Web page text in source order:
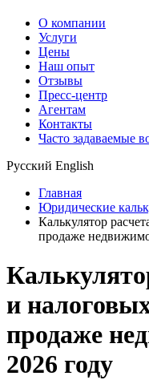
О компании
Услуги
Цены
Наш опыт
Отзывы
Пресс-центр
Агентам
Контакты
Часто задаваемые
Русский English
Главная
Юридические
Калькулятор
продаже
и
продаже
2026 году